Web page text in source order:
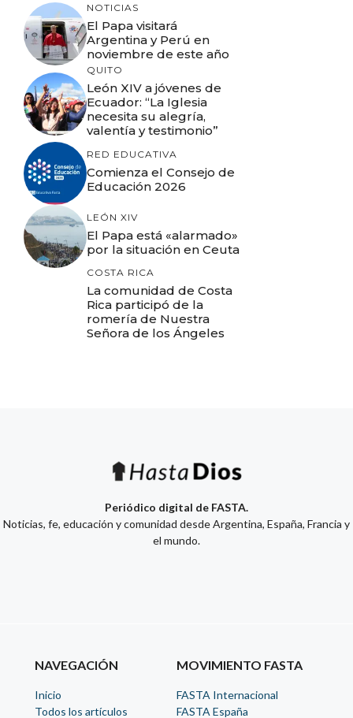
NOTICIAS
El Papa visitará
Argentina y Perú en
noviembre de este año
QUITO
León XIV a jóvenes de
Ecuador: “La Iglesia
necesita su alegría,
valentía y testimonio”
RED EDUCATIVA
Comienza el Consejo de
Educación 2026
LEÓN XIV
El Papa está «alarmado»
por la situación en Ceuta
COSTA RICA
La comunidad de Costa
Rica participó de la
romería de Nuestra
Señora de los Ángeles
Periódico digital de FASTA.
Noticias, fe, educación y comunidad desde Argentina, España, Francia y
el mundo.
NAVEGACIÓN
Inicio
Todos los artículos
MOVIMIENTO FASTA
FASTA Internacional
FASTA España